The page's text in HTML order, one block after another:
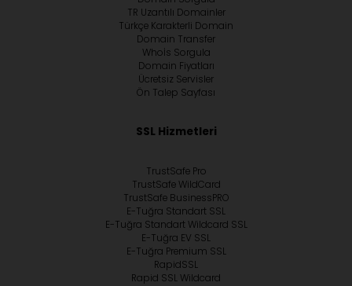
TR Uzantılı Domainler
Türkçe Karakterli Domain
Domain Transfer
Whoİs Sorgula
Domain Fiyatları
Ücretsiz Servisler
Ön Talep Sayfası
SSL Hizmetleri
TrustSafe Pro
TrustSafe WildCard
TrustSafe BusinessPRO
E-Tuğra Standart SSL
E-Tuğra Standart Wildcard SSL
E-Tuğra EV SSL
E-Tuğra Premium SSL
RapidSSL
Rapid SSL Wildcard